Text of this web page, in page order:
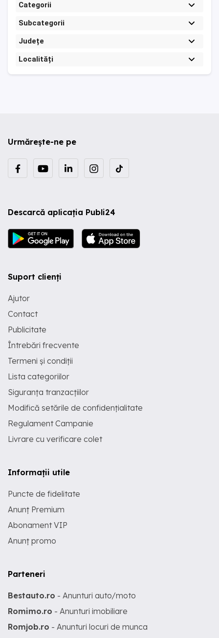
Categorii
Subcategorii
Județe
Localități
Urmărește-ne pe
Descarcă aplicația Publi24
Suport clienți
Ajutor
Contact
Publicitate
Întrebări frecvente
Termeni și condiții
Lista categoriilor
Siguranța tranzacțiilor
Modifică setările de confidențialitate
Regulament Campanie
Livrare cu verificare colet
Informații utile
Puncte de fidelitate
Anunț Premium
Abonament VIP
Anunț promo
Parteneri
Bestauto.ro - Anunturi auto/moto
Romimo.ro - Anunturi imobiliare
Romjob.ro - Anunturi locuri de munca